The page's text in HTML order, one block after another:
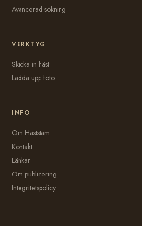
Avancerad sökning
VERKTYG
Skicka in häst
Ladda upp foto
INFO
Om Häststam
Kontakt
Länkar
Om publicering
Integritetspolicy